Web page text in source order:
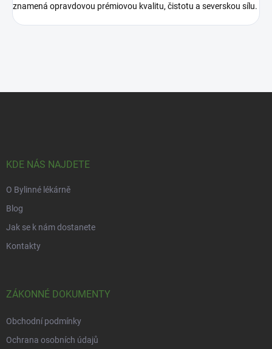
znamená opravdovou prémiovou kvalitu, čistotu a severskou sílu.
KDE NÁS NAJDETE
O Bylinné lékárně
Blog
Jak se k nám dostanete
Kontakty
ZÁKONNÉ DOKUMENTY
Obchodní podmínky
Ochrana osobních údajů